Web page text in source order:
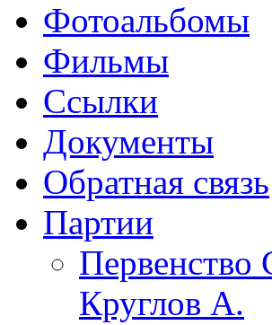
Фотоальбомы
Фильмы
Ссылки
Документы
Обратная связь
Партии
Первенство
Круглов А.